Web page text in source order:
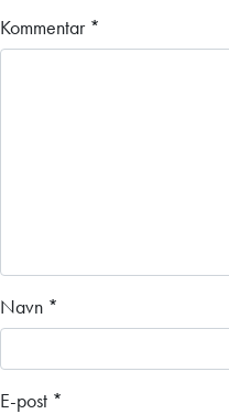
Kommentar *
Navn *
E-post *